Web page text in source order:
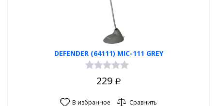
DEFENDER (64111) MIC-111 GREY
229 Р
В избранное Сравнить